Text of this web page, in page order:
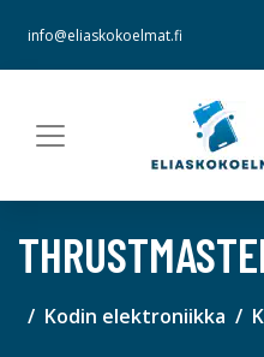
info@eliaskokoelmat.fi
Kodin elektroniikka